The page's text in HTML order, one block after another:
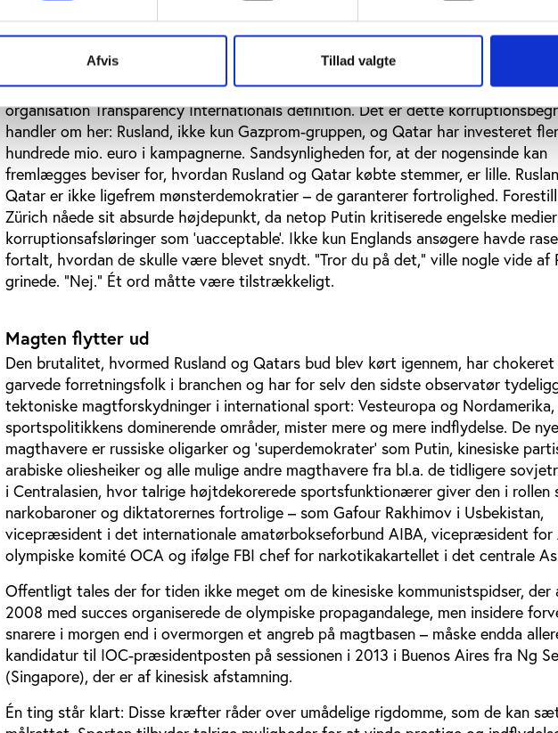
Afvis Tillad valgte
kan der med FIFAs VM-afgørelse være tale om den største enkelte
idrætshistorien.
“Korruption er misbrug af betroet magt til privat fordel,” lyder den ikke-statslige
organisation Transparency Internationals definition. Det er dette
handler om her: Rusland, ikke kun Gazprom-gruppen, og Qatar har investeret
hundrede mio. euro i kampagnerne. Sandsynligheden for, at der nogensinde kan
fremlægges beviser for, hvordan Rusland og Qatar købte stemmer, er lille.
Qatar er ikke ligefrem mønsterdemokratier – de garanterer fortrolighed.
Zürich nåede sit absurde højdepunkt, da netop Putin kritiserede engelske
korruptionsafsløringer som ’uacceptable’. Ikke kun Englands ansøgere havde
fortalt, hvordan de skulle være blevet snydt. “Tror du på det,” ville nogle vide af
grinede. “Nej.” Ét ord måtte være tilstrækkeligt.
Magten flytter ud
Den brutalitet, hvormed Rusland og Qatars bud blev kørt igennem, har chokeret
garvede forretningsfolk i branchen og har for selv den sidste observatør
tektoniske magtforskydninger i international sport: Vesteuropa og Nordamerika,
sportspolitikkens dominerende områder, mister mere og mere indflydelse. De nye
magthavere er russiske oligarker og ’superdemokrater’ som Putin, kinesiske
arabiske oliesheiker og alle mulige andre magthavere fra bl.a. de tidligere
i Centralasien, hvor talrige højtdekorerede sportsfunktionærer giver den i rollen
narkobaroner og diktatorernes fortrolige – som Gafour Rakhimov i Usbekistan,
vicepræsident i det internationale amatørbokseforbund AIBA, vicepræsident for
olympiske komité OCA og ifølge FBI chef for narkotikakartellet i det centrale
Offentligt tales der for tiden ikke meget om de kinesiske kommunistspidser, der
2008 med succes organiserede de olympiske propagandalege, men insidere
snarere i morgen end i overmorgen et angreb på magtbasen – måske endda
kandidatur til IOC-præsidentposten på sessionen i 2013 i Buenos Aires fra Ng
(Singapore), der er af kinesisk afstamning.
Én ting står klart: Disse kræfter råder over umådelige rigdomme, som de kan